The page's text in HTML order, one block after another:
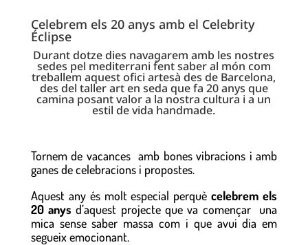
Celebrem els 20 anys amb el Celebrity
Éclipse
Durant dotze dies navagarem amb les nostres
sedes pel mediterrani fent saber al món com
treballem aquest ofici artesà des de Barcelona,
des del taller art en seda que fa 20 anys que
camina posant valor a la nostra cultura i a un
estil de vida handmade.
Tornem de vacances amb bones vibracions i amb
ganes de celebracions i propostes.
Aquest any és molt especial perquècelebrem els
20 anys d’aquest projecte que va començar una
mica sense saber massa com i que avui dia em
segueix emocionant.